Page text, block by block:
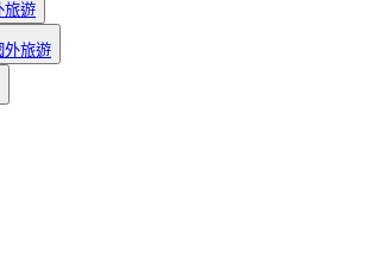
旅遊
外旅遊